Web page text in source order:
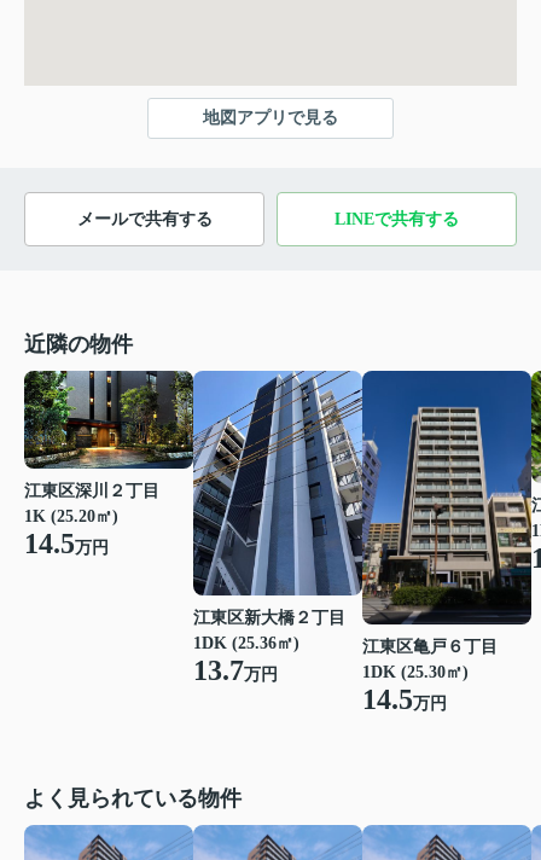
地図アプリで見る
メールで共有する LINEで共有する
近隣の物件
江東区深川２丁目
1K (25.20㎡)
14.5万円
江東区新大橋２丁目
1DK (25.36㎡)
13.7万円
江東区亀戸６丁目
1DK (25.30㎡)
14.5万円
よく見られている物件